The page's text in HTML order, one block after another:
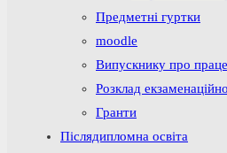
Предметні гуртки
moodle
Випускнику про
Розклад
Гранти
Післядипломна освіта